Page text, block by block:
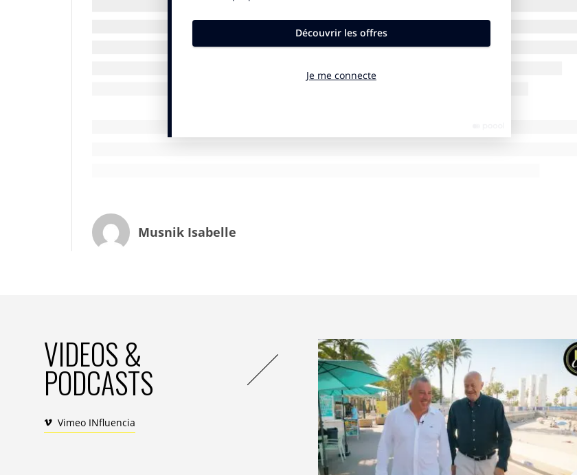
bonheurs plus simples, se tourne vers une consommation plus responsable. Il est aussi
davantage à la recherche d’expériences et peut parfois être pris de petits coups de folie,
publicité doivent s’adapter et parfois se réinventer face à cette équation.
Rodolphe Christin, le grand chocolatierPatrick Roger, les créatifs des meilleures agences
Musnik Isabelle
VIDEOS &
PODCASTS
Vimeo INfluencia